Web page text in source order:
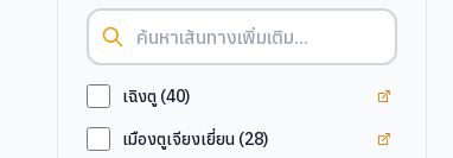
เฉิงตู (40)
เมืองตูเจียงเยี่ยน (28)